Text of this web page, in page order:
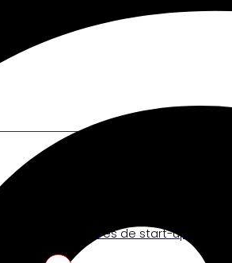
innovadores de start-ups que